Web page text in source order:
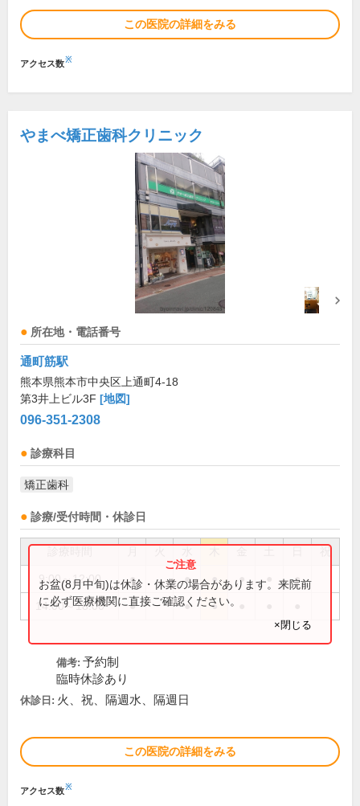
この医院の詳細をみる
アクセス数※
やまべ矯正歯科クリニック
所在地・電話番号
通町筋駅
熊本県熊本市中央区上通町4-18
第3井上ビル3F [地図]
096-351-2308
診療科目
矯正歯科
診療/受付時間・休診日
祝
9:00～12:00 ● ● ● ● ●
14:00～18:00 ● ● ●
お盆(8月中旬)は休診・休業の場合があります。来院前
に必ず医療機関に直接ご確認ください。
×閉じる
備考: 予約制
臨時休診あり
休診日: 火、祝、隔週水、隔週日
この医院の詳細をみる
アクセス数※